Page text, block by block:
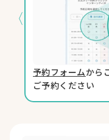
〈
予約フォームから
ご予約ください